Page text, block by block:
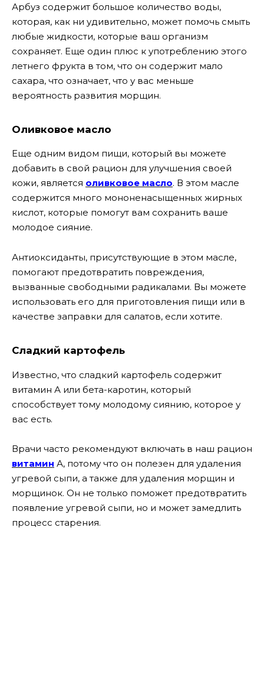
Арбуз содержит большое количество воды,
которая, как ни удивительно, может помочь смыть
любые жидкости, которые ваш организм
сохраняет. Еще один плюс к употреблению этого
летнего фрукта в том, что он содержит мало
сахара, что означает, что у вас меньше
вероятность развития морщин.
Оливковое масло
Еще одним видом пищи, который вы можете
добавить в свой рацион для улучшения своей
кожи, является оливковое масло. В этом масле
содержится много мононенасыщенных жирных
кислот, которые помогут вам сохранить ваше
молодое сияние.
Антиоксиданты, присутствующие в этом масле,
помогают предотвратить повреждения,
вызванные свободными радикалами. Вы можете
использовать его для приготовления пищи или в
качестве заправки для салатов, если хотите.
Сладкий картофель
Известно, что сладкий картофель содержит
витамин А или бета-каротин, который
способствует тому молодому сиянию, которое у
вас есть.
Врачи часто рекомендуют включать в наш рацион
витамин А, потому что он полезен для удаления
угревой сыпи, а также для удаления морщин и
морщинок. Он не только поможет предотвратить
появление угревой сыпи, но и может замедлить
процесс старения.